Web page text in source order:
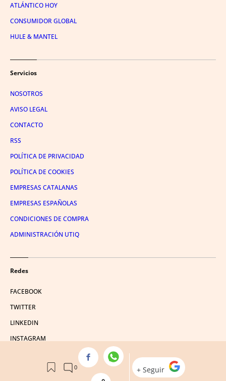
ATLÁNTICO HOY
CONSUMIDOR GLOBAL
HULE & MANTEL
Servicios
NOSOTROS
AVISO LEGAL
CONTACTO
RSS
POLÍTICA DE PRIVACIDAD
POLÍTICA DE COOKIES
EMPRESAS CATALANAS
EMPRESAS ESPAÑOLAS
CONDICIONES DE COMPRA
ADMINISTRACIÓN UTIQ
Redes
FACEBOOK
TWITTER
LINKEDIN
INSTAGRAM